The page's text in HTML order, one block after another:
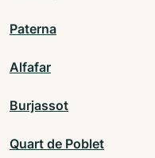
Paterna
Alfafar
Burjassot
Quart de Poblet